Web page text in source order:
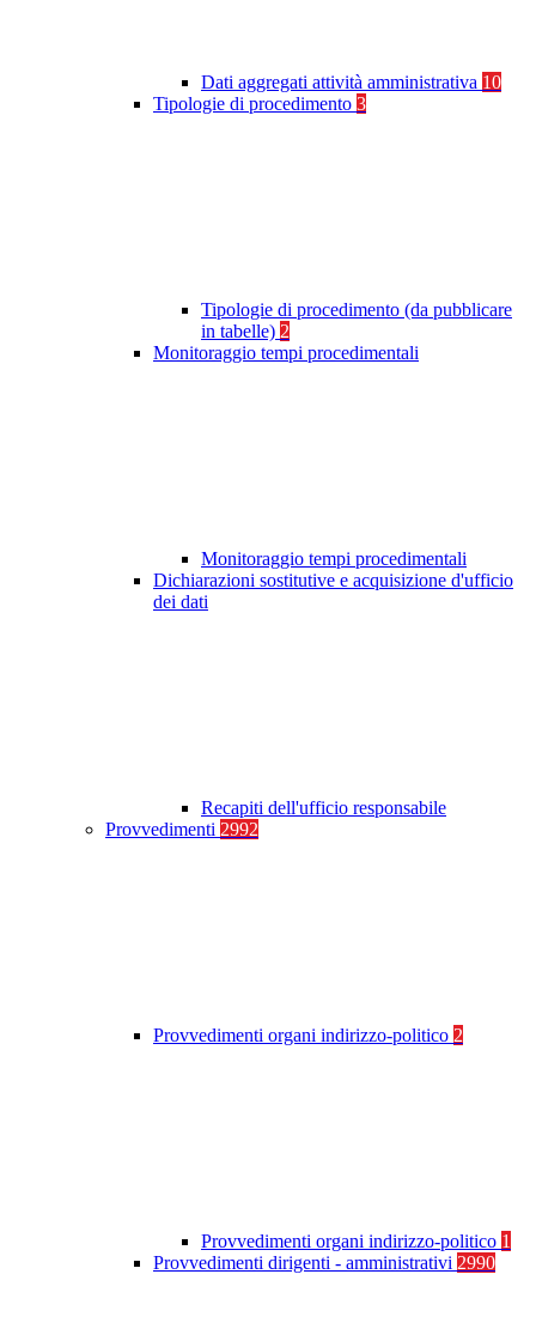
Dati aggregati attività amministrativa 10
Tipologie di procedimento 3
Tipologie di procedimento (da pubblicare
in tabelle) 2
Monitoraggio tempi procedimentali
Monitoraggio tempi procedimentali
Dichiarazioni sostitutive e acquisizione d'ufficio
dei dati
Recapiti dell'ufficio responsabile
Provvedimenti 2992
Provvedimenti organi indirizzo-politico 2
Provvedimenti organi indirizzo-politico 1
Provvedimenti dirigenti - amministrativi 2990